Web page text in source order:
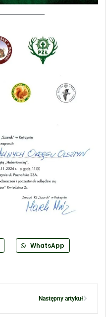
WhatsApp
Następny artykuł